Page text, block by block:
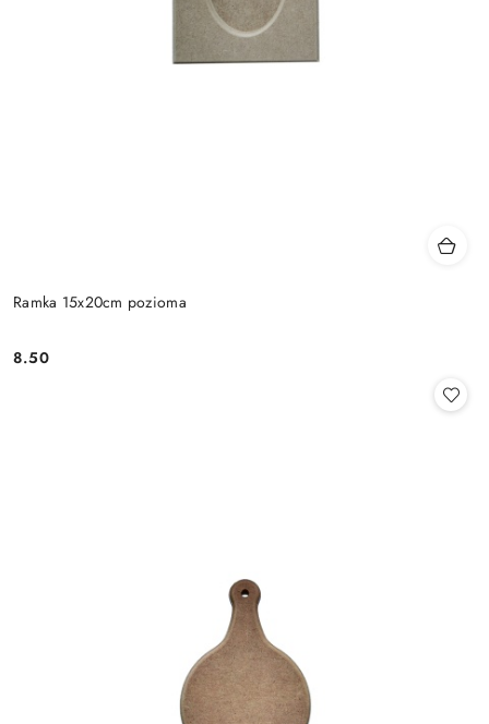
Ramka 15x20cm pozioma
Cena:
8.50